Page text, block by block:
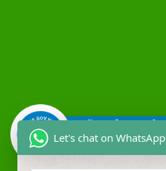
Let's chat on WhatsApp